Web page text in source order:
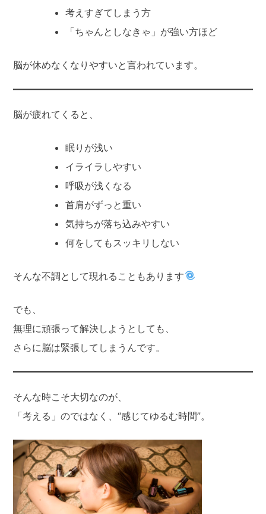
考えすぎてしまう方
「ちゃんとしなきゃ」が強い方ほど
脳が休めなくなりやすいと言われています。
脳が疲れてくると、
眠りが浅い
イライラしやすい
呼吸が浅くなる
首肩がずっと重い
気持ちが落ち込みやすい
何をしてもスッキリしない
そんな不調として現れることもあります
でも、
無理に頑張って解決しようとしても、
さらに脳は緊張してしまうんです。
そんな時こそ大切なのが、
「考える」のではなく、“感じてゆるむ時間”。